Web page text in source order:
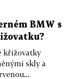
BMW s
křižovatky
skly a